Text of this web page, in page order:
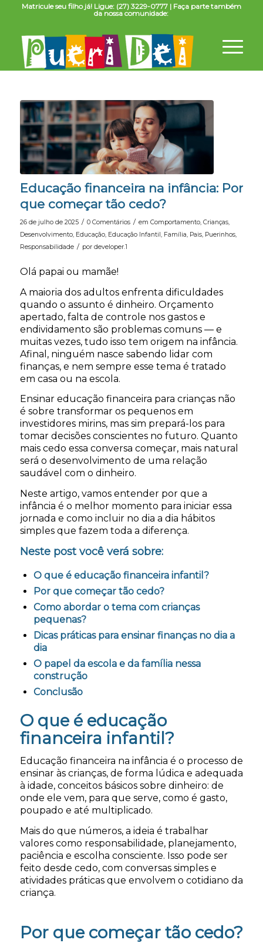
Matricule seu filho já! Ligue: (27) 3229-0777 | Faça parte também
da nossa comunidade:
Educação financeira na infância: Por
que começar tão cedo?
26 de julho de 2025 / 0 Comentários / em Comportamento, Crianças,
Desenvolvimento, Educação, Educação Infantil, Família, Pais, Puerinhos,
Responsabilidade / por developer.1
Olá papai ou mamãe!
A maioria dos adultos enfrenta dificuldades
quando o assunto é dinheiro. Orçamento
apertado, falta de controle nos gastos e
endividamento são problemas comuns — e
muitas vezes, tudo isso tem origem na infância.
Afinal, ninguém nasce sabendo lidar com
finanças, e nem sempre esse tema é tratado
em casa ou na escola.
Ensinar educação financeira para crianças não
é sobre transformar os pequenos em
investidores mirins, mas sim prepará-los para
tomar decisões conscientes no futuro. Quanto
mais cedo essa conversa começar, mais natural
será o desenvolvimento de uma relação
saudável com o dinheiro.
Neste artigo, vamos entender por que a
infância é o melhor momento para iniciar essa
jornada e como incluir no dia a dia hábitos
simples que fazem toda a diferença.
Neste post você verá sobre:
O que é educação financeira infantil?
Por que começar tão cedo?
Como abordar o tema com crianças
pequenas?
Dicas práticas para ensinar finanças no dia a
dia
O papel da escola e da família nessa
construção
Conclusão
O que é educação
financeira infantil?
Educação financeira na infância é o processo de
ensinar às crianças, de forma lúdica e adequada
à idade, conceitos básicos sobre dinheiro: de
onde ele vem, para que serve, como é gasto,
poupado e até multiplicado.
Mais do que números, a ideia é trabalhar
valores como responsabilidade, planejamento,
paciência e escolha consciente. Isso pode ser
feito desde cedo, com conversas simples e
atividades práticas que envolvem o cotidiano da
criança.
Por que começar tão cedo?